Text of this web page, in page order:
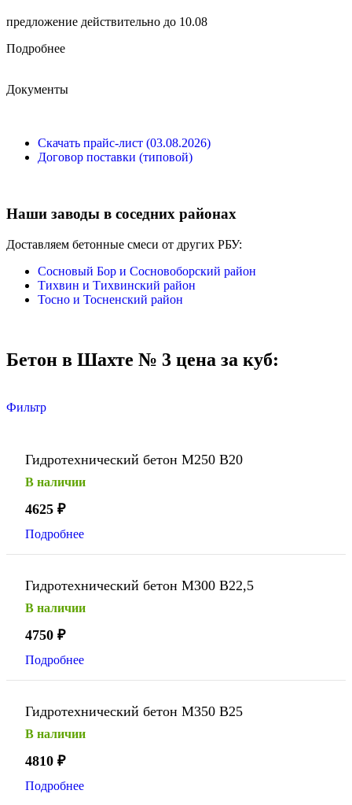
предложение действительно до 10.08
Подробнее
Документы
Скачать прайс-лист (03.08.2026)
Договор поставки (типовой)
Наши заводы в соседних районах
Доставляем бетонные смеси от других РБУ:
Сосновый Бор и Сосновоборский район
Тихвин и Тихвинский район
Тосно и Тосненский район
Бетон в Шахте № 3 цена за куб:
Фильтр
Гидротехнический бетон М250 В20
В наличии
4625 ₽
Подробнее
Гидротехнический бетон М300 В22,5
В наличии
4750 ₽
Подробнее
Гидротехнический бетон М350 В25
В наличии
4810 ₽
Подробнее